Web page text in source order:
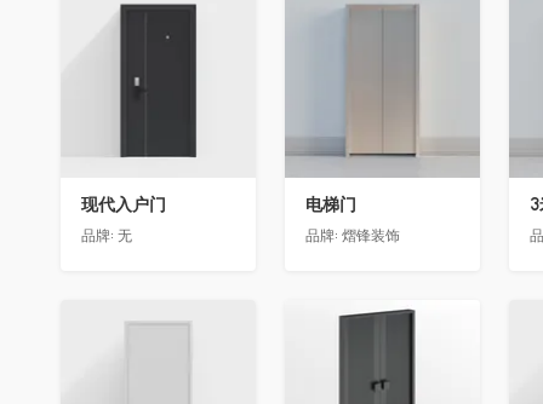
收藏
现代入户门
品牌: 无
收藏
电梯门
品牌: 熠锋装饰